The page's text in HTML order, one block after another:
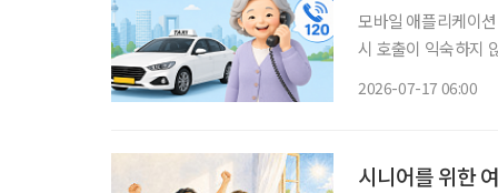
모바일 애플리케이
시 호출이 익숙하지
2026-07-17 06:00
시니어를 위한